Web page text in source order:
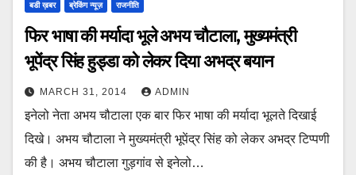
बडी ख़बर ब्रेकिंग न्यूज़ राजनीति
फिर भाषा की मर्यादा भूले अभय चौटाला, मुख्यमंत्री
भूपेंद्र सिंह हुड्डा को लेकर दिया अभद्र बयान
MARCH 31, 2014 ADMIN
इनेलो नेता अभय चौटाला एक बार फिर भाषा की मर्यादा भूलते दिखाई
दिखे। अभय चौटाला ने मुख्यमंत्री भूपेंद्र सिंह को लेकर अभद्र टिप्पणी
की है। अभय चौटाला गुड़गांव से इनेलो…